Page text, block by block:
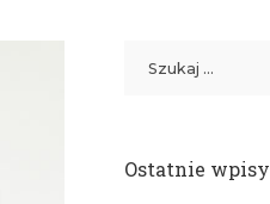
Ostatnie wpisy